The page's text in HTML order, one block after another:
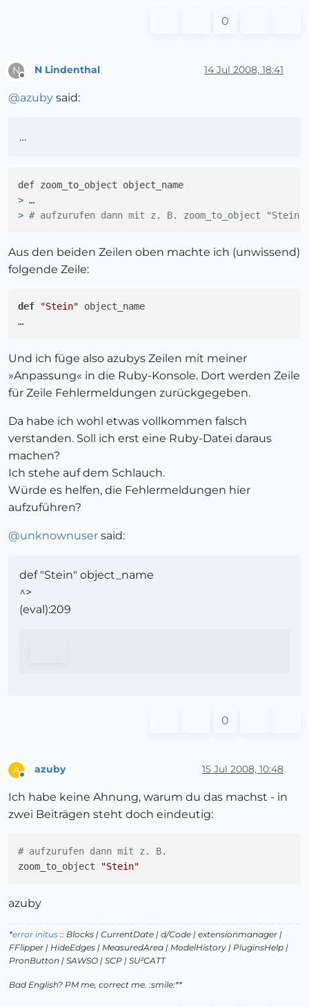
0
N N Lindenthal 14 Jul 2008, 18:41
@azuby said:
…
> …
> # aufzurufen dann mit z. B. zoom_to_object "Stein"
Aus den beiden Zeilen oben machte ich (unwissend)
folgende Zeile:
def "Stein" object_name
Und ich füge also azubys Zeilen mit meiner
»Anpassung« in die Ruby-Konsole. Dort werden Zeile
für Zeile Fehlermeldungen zurückgegeben.
Da habe ich wohl etwas vollkommen falsch
verstanden. Soll ich erst eine Ruby-Datei daraus
machen?
Ich stehe auf dem Schlauch.
Würde es helfen, die Fehlermeldungen hier
aufzuführen?
@unknownuser said:
def "Stein" object_name
^>
(eval):209
0
A azuby 15 Jul 2008, 10:48
Ich habe keine Ahnung, warum du das machst - in
zwei Beiträgen steht doch eindeutig:
# aufzurufen dann mit z. B.
zoom_to_object
"Stein"
azuby
*error initus :: Blocks | CurrentDate | d/Code | extensionmanager |
FFlipper | HideEdges | MeasuredArea | ModelHistory | PluginsHelp |
PronButton | SAWSO | SCP | SU²CATT
Bad English? PM me, correct me. :smile:**